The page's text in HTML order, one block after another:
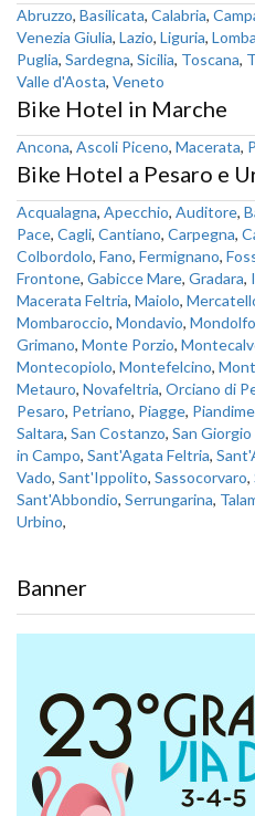
Abruzzo, Basilicata, Calabria,
Venezia Giulia, Lazio, Liguria,
Puglia, Sardegna, Sicilia, Toscana,
Valle d'Aosta, Veneto
Bike Hotel in Marche
Ancona, Ascoli Piceno, Macerata,
Bike Hotel a Pesaro e
Acqualagna, Apecchio, Auditore,
Pace, Cagli, Cantiano, Carpegna,
Colbordolo, Fano, Fermignano,
Frontone, Gabicce Mare, Gradara,
Macerata Feltria, Maiolo,
Mombaroccio, Mondavio, Mondolfo
Grimano, Monte Porzio,
Montecopiolo, Montefelcino,
Metauro, Novafeltria, Orciano di
Pesaro, Petriano, Piagge,
Saltara, San Costanzo, San
in Campo, Sant'Agata Feltria,
Vado, Sant'Ippolito, Sassocorvaro,
Sant'Abbondio, Serrungarina,
Urbino,
Banner